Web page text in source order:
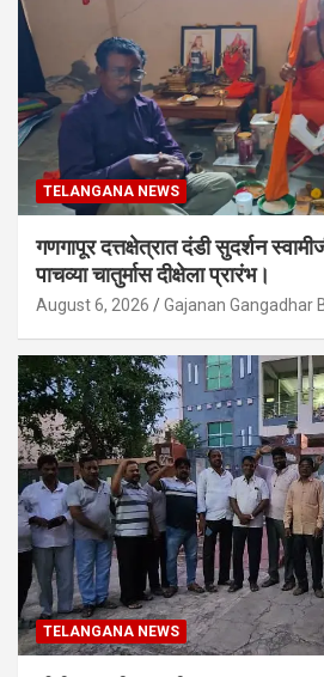
TELANGANA NEWS
गणगापूर दत्तक्षेत्रात दंडी सुदर्शन
पाचव्या चातुर्मास दीक्षेला प्रारंभ।
August 6, 2026 Gajanan Gangadhar
TELANGANA NEWS